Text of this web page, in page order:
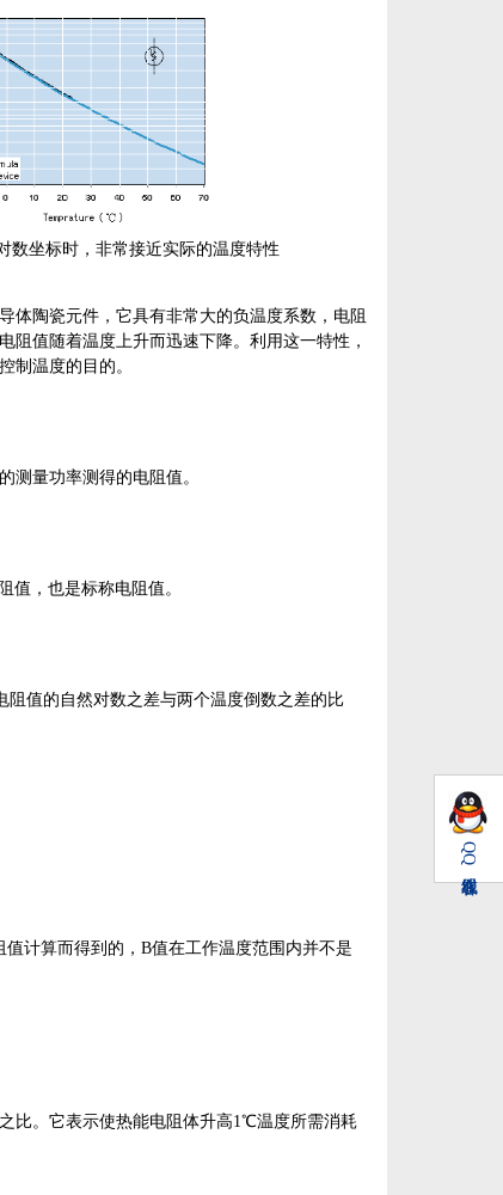
QQ
常接近实际的温度特性
体陶瓷元件，它具有非常大的负温度系数，电阻
阻值随着温度上升而迅速下降。利用这一特性，
制温度的目的。
测量功率测得的电阻值。
，也是标称电阻值。
值的自然对数之差与两个温度倒数之差的比
值计算而得到的，B值在工作温度范围内并不是
比。它表示使热能电阻体升高1℃温度所需消耗